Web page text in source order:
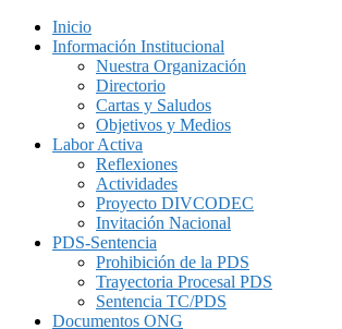
Inicio
Información Institucional
Nuestra Organización
Directorio
Cartas y Saludos
Objetivos y Medios
Labor Activa
Reflexiones
Actividades
Proyecto DIVCODEC
Invitación Nacional
PDS-Sentencia
Prohibición de la PDS
Trayectoria Procesal PDS
Sentencia TC/PDS
Documentos ONG